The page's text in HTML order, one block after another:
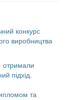
конкурс
виробництва
отримали
підхід.
та